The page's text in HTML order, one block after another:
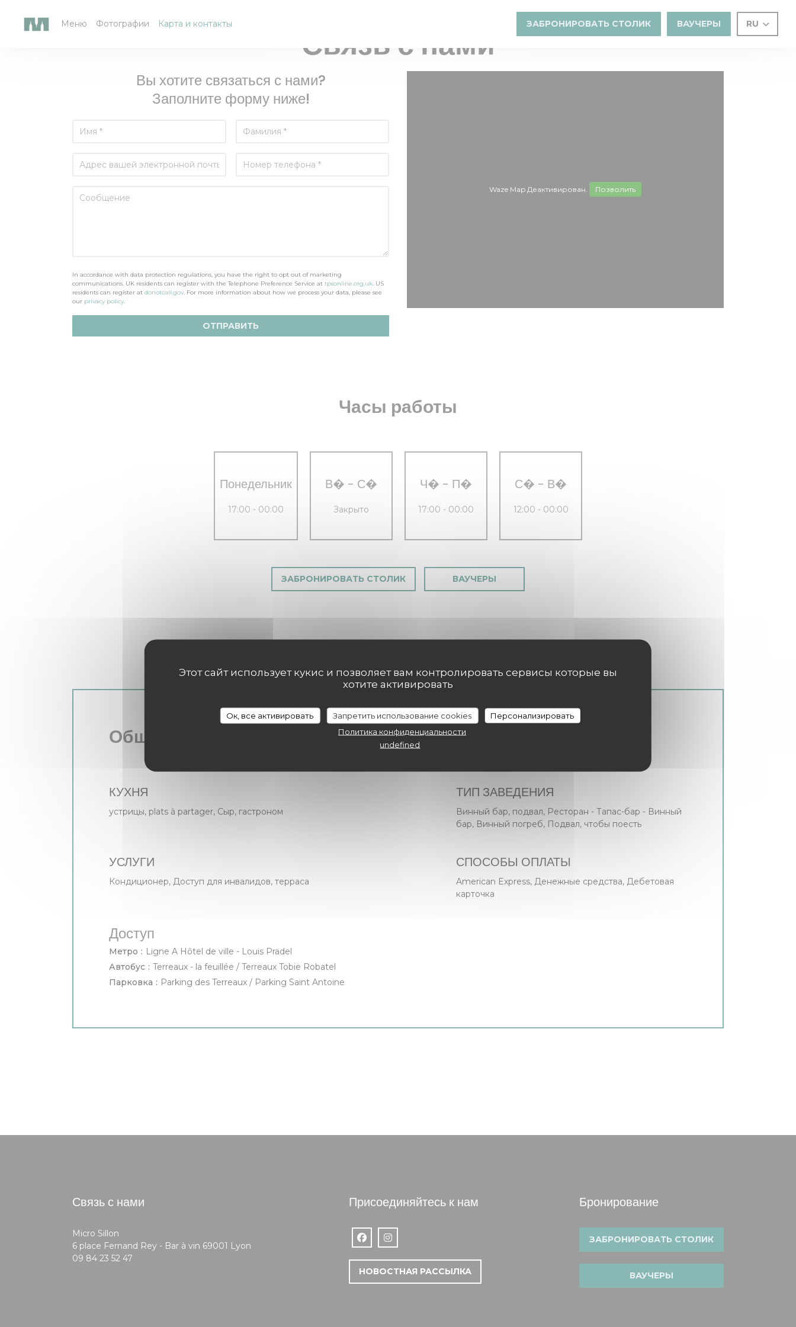
Этот сайт использует кукис и позволяет вам контролировать сервисы которые вы
хотите активировать
Ок, все активировать Запретить использование cookies
Персонализировать
Политика конфиденциальности
undefined
Меню Фотографии Карта и контакты ЗАБРОНИРОВАТЬ СТОЛИК ВАУЧЕРЫ RU
Связь с нами
Вы хотите связаться с нами?
Заполните форму ниже!
In accordance with data protection regulations, you have the right to opt out of marketing
communications. UK residents can register with the Telephone Preference Service at tpsonline.org.uk. US
residents can register at donotcall.gov. For more information about how we process your data, please see
our privacy policy.
Waze Map Деактивирован. Позволить
Часы работы
Понедельник
17:00 - 00:00
В� - С�
Закрыто
Ч� - П�
17:00 - 00:00
С� - В�
12:00 - 00:00
ЗАБРОНИРОВАТЬ СТОЛИК ВАУЧЕРЫ
Общая информация
КУХНЯ
устрицы, plats à partager, Сыр, гастроном
ТИП ЗАВЕДЕНИЯ
Винный бар, подвал, Ресторан - Тапас-бар - Винный
бар, Винный погреб, Подвал, чтобы поесть
УСЛУГИ
Кондиционер, Доступ для инвалидов, терраса
СПОСОБЫ ОПЛАТЫ
American Express, Денежные средства, Дебетовая
карточка
Доступ
Метро
Ligne A Hôtel de ville - Louis Pradel
Автобус
Terreaux - la feuillée / Terreaux Tobie Robatel
Парковка
Parking des Terreaux / Parking Saint Antoine
Связь с нами
Micro Sillon
6 place Fernand Rey - Bar à vin 69001 Lyon ((открывается в новом окне))
09 84 23 52 47
Присоединяйтесь к нам
Facebook ((открывается в новом окне))
Instagram ((открывается в новом окне))
НОВОСТНАЯ РАССЫЛКА
Бронирование
ЗАБРОНИРОВАТЬ СТОЛИК
ВАУЧЕРЫ